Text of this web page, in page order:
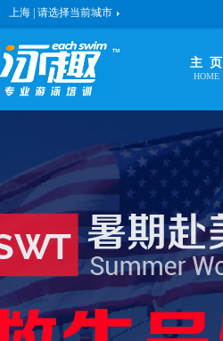
上海 | 请选择当前城市
主 页
HOME